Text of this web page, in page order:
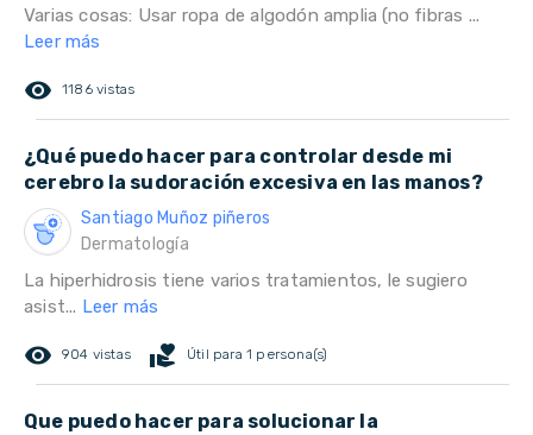
Varias cosas: Usar ropa de algodón amplia (no fibras ...
Leer más
remove_red_eye 1186 vistas
¿Qué puedo hacer para controlar desde mi
cerebro la sudoración excesiva en las manos?
Santiago Muñoz piñeros
Dermatología
La hiperhidrosis tiene varios tratamientos, le sugiero
asist... Leer más
remove_red_eye 904 vistas volunteer_activism Útil para 1 persona(s)
Que puedo hacer para solucionar la